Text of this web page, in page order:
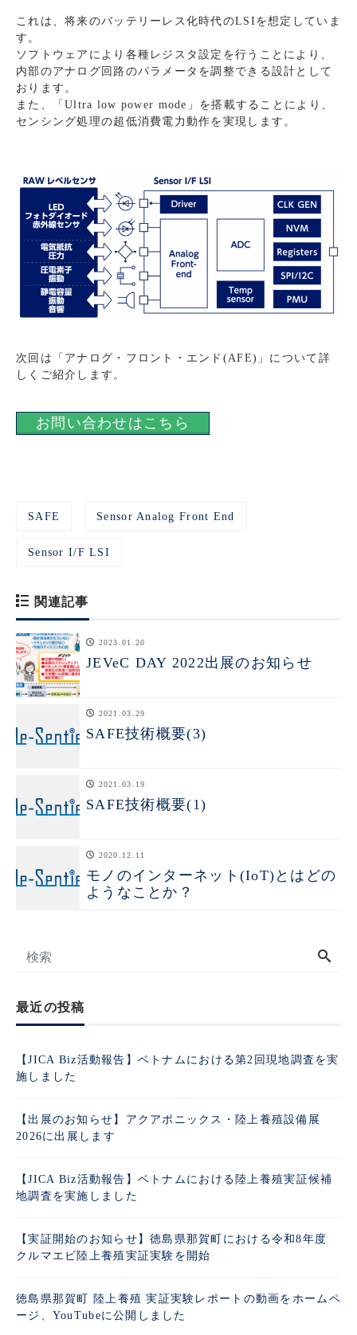
これは、将来のバッテリーレス化時代のLSIを想定していま
す。
ソフトウェアにより各種レジスタ設定を行うことにより、
内部のアナログ回路のパラメータを調整できる設計として
おります。
また、「Ultra low power mode」を搭載することにより、
センシング処理の超低消費電力動作を実現します。
次回は「アナログ・フロント・エンド(AFE)」について詳
しくご紹介します。
お問い合わせはこちら
SAFE Sensor Analog Front End
Sensor I/F LSI
関連記事
2023.01.20
JEVeC DAY 2022出展のお知らせ
2021.03.29
SAFE技術概要(3)
2021.03.19
SAFE技術概要(1)
2020.12.11
モノのインターネット(IoT)とはどの
ようなことか？
最近の投稿
【JICA Biz活動報告】ベトナムにおける第2回現地調査を実
施しました
【出展のお知らせ】アクアポニックス・陸上養殖設備展
2026に出展します
【JICA Biz活動報告】ベトナムにおける陸上養殖実証候補
地調査を実施しました
【実証開始のお知らせ】徳島県那賀町における令和8年度
クルマエビ陸上養殖実証実験を開始
徳島県那賀町 陸上養殖 実証実験レポートの動画をホームペ
ージ、YouTubeに公開しました